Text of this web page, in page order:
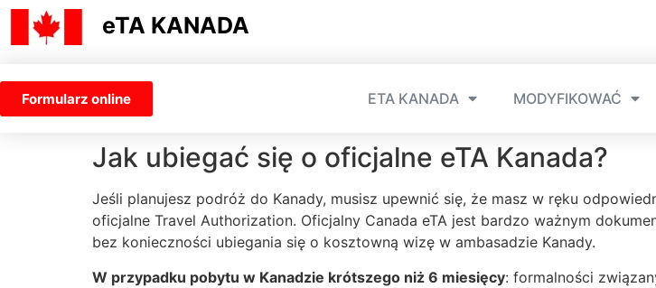
eTA KANADA
Formularz online ETA KANADA MODYFIKOWAĆ
Jak ubiegać się o oficjalne eTA Kanada?
Jeśli planujesz podróż do Kanady, musisz upewnić się, że masz w ręku
oficjalne Travel Authorization. Oficjalny Canada eTA jest bardzo ważnym
bez konieczności ubiegania się o kosztowną wizę w ambasadzie Kanady.
W przypadku pobytu w Kanadzie krótszego niż 6 miesięcy: formalności